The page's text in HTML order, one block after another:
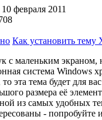
февраля 2011
Как установить тему
с маленьким экраном,
система Windows
эта тема будет для
размера её
из самых удобных
- попробуйте